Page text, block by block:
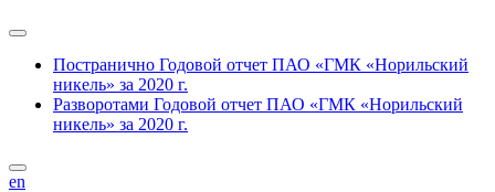
Постранично Годовой отчет ПАО «ГМК «Норильский
никель» за 2020 г.
Разворотами Годовой отчет ПАО «ГМК «Норильский
никель» за 2020 г.
en